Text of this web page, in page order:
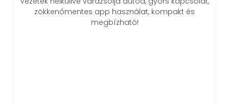
zökkenőmentes app használat, kompakt és
megbízható!